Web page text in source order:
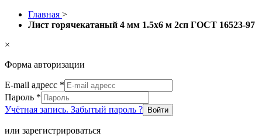
Главная >
Лист горячекатаный 4 мм 1.5х6 м 2сп ГОСТ 16523-97
×
Форма авторизации
E-mail адресс *
Пароль *
Учётная запись. Забытый пароль ?
Войти
или зарегистрироваться